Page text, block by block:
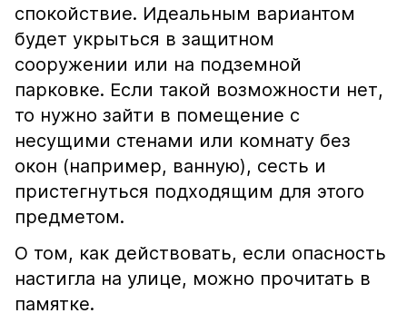
спокойствие. Идеальным вариантом
будет укрыться в защитном
сооружении или на подземной
парковке. Если такой возможности нет,
то нужно зайти в помещение с
несущими стенами или комнату без
окон (например, ванную), сесть и
пристегнуться подходящим для этого
предметом.
О том, как действовать, если опасность
настигла на улице, можно прочитать в
памятке.